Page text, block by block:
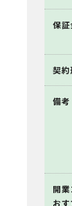
保証
契約
備考
開
お